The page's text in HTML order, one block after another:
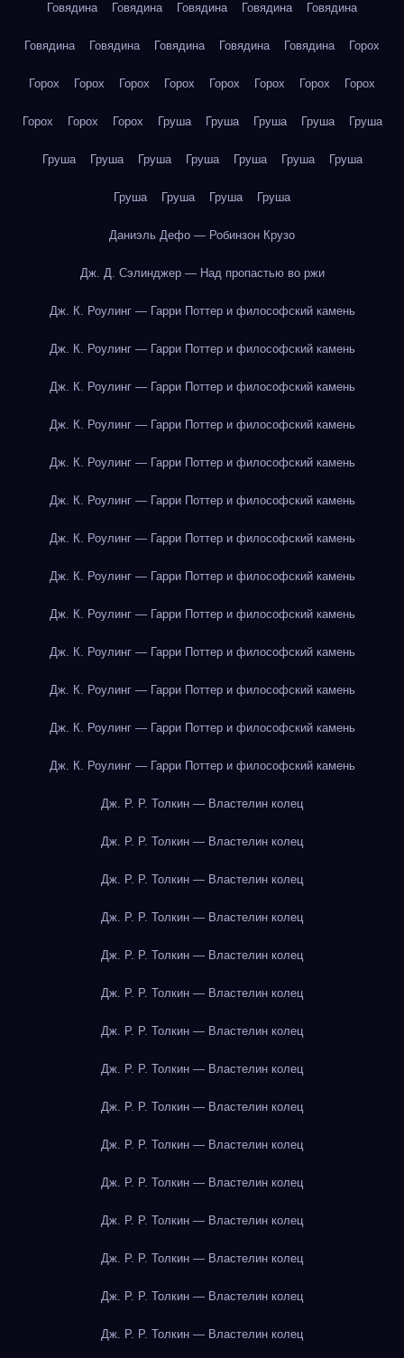
Говядина Говядина Говядина Говядина Говядина
Говядина Говядина Говядина Говядина Говядина Горох
Горох Горох Горох Горох Горох Горох Горох Горох
Горох Горох Горох Груша Груша Груша Груша Груша
Груша Груша Груша Груша Груша Груша Груша
Груша Груша Груша Груша
Даниэль Дефо — Робинзон Крузо
Дж. Д. Сэлинджер — Над пропастью во ржи
Дж. К. Роулинг — Гарри Поттер и философский камень
Дж. К. Роулинг — Гарри Поттер и философский камень
Дж. К. Роулинг — Гарри Поттер и философский камень
Дж. К. Роулинг — Гарри Поттер и философский камень
Дж. К. Роулинг — Гарри Поттер и философский камень
Дж. К. Роулинг — Гарри Поттер и философский камень
Дж. К. Роулинг — Гарри Поттер и философский камень
Дж. К. Роулинг — Гарри Поттер и философский камень
Дж. К. Роулинг — Гарри Поттер и философский камень
Дж. К. Роулинг — Гарри Поттер и философский камень
Дж. К. Роулинг — Гарри Поттер и философский камень
Дж. К. Роулинг — Гарри Поттер и философский камень
Дж. К. Роулинг — Гарри Поттер и философский камень
Дж. Р. Р. Толкин — Властелин колец
Дж. Р. Р. Толкин — Властелин колец
Дж. Р. Р. Толкин — Властелин колец
Дж. Р. Р. Толкин — Властелин колец
Дж. Р. Р. Толкин — Властелин колец
Дж. Р. Р. Толкин — Властелин колец
Дж. Р. Р. Толкин — Властелин колец
Дж. Р. Р. Толкин — Властелин колец
Дж. Р. Р. Толкин — Властелин колец
Дж. Р. Р. Толкин — Властелин колец
Дж. Р. Р. Толкин — Властелин колец
Дж. Р. Р. Толкин — Властелин колец
Дж. Р. Р. Толкин — Властелин колец
Дж. Р. Р. Толкин — Властелин колец
Дж. Р. Р. Толкин — Властелин колец